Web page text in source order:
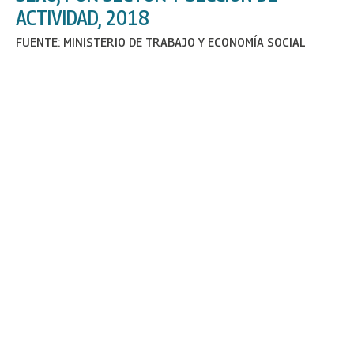
ACTIVIDAD, 2018
FUENTE: MINISTERIO DE TRABAJO Y ECONOMÍA SOCIAL